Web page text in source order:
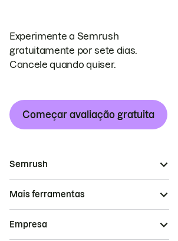
Experimente a Semrush
gratuitamente por sete dias.
Cancele quando quiser.
Começar avaliação gratuita
Semrush
Mais ferramentas
Empresa